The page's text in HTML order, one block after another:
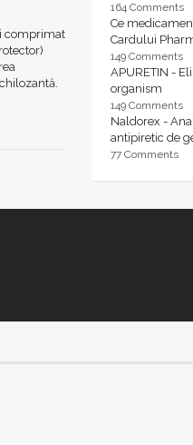
comprimat
164 Comments
Ce
Cardului
149 Comments
APURETIN -
organism
149 Comments
Naldorex -
antipiretic de
77 Comments